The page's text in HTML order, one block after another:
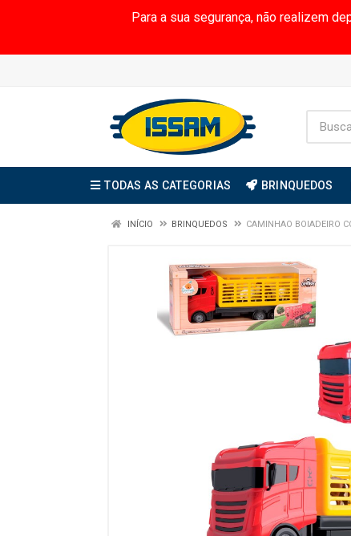
Para a sua segurança, não realizem
TODAS AS CATEGORIAS BRINQUEDOS
INÍCIO BRINQUEDOS CAMINHAO BOIADEIRO